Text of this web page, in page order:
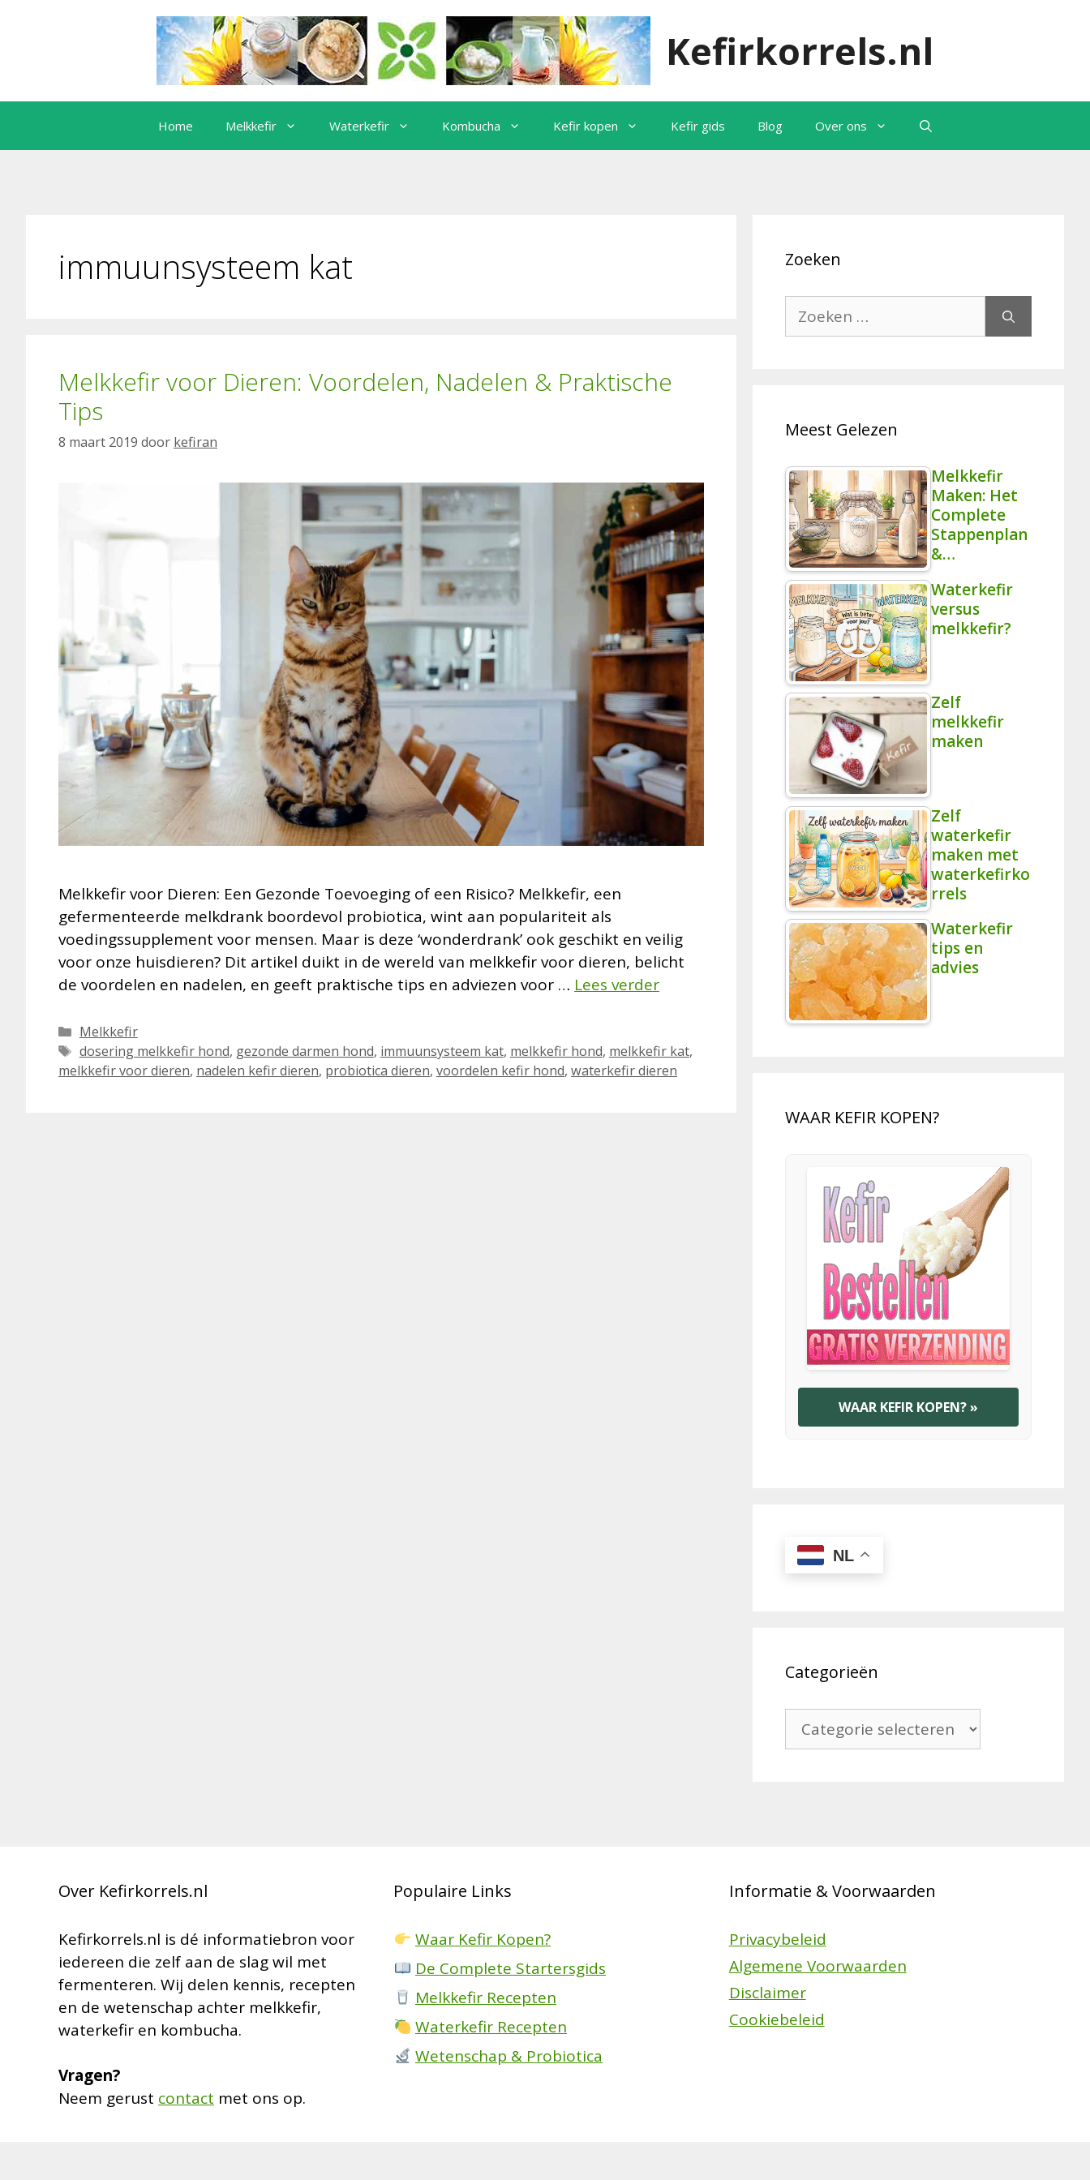
Kefirkorrels.nl
Home Melkkefir Waterkefir Kombucha Kefir kopen Kefir gids Blog Over ons
immuunsysteem kat
Melkkefir voor Dieren: Voordelen, Nadelen & Praktische
Tips
8 maart 2019 door kefiran
Melkkefir voor Dieren: Een Gezonde Toevoeging of een Risico? Melkkefir, een
gefermenteerde melkdrank boordevol probiotica, wint aan populariteit als
voedingssupplement voor mensen. Maar is deze ‘wonderdrank’ ook geschikt en veilig
voor onze huisdieren? Dit artikel duikt in de wereld van melkkefir voor dieren, belicht
de voordelen en nadelen, en geeft praktische tips en adviezen voor … Lees verder
Categorieën
Melkkefir
Tags
dosering melkkefir hond, gezonde darmen hond, immuunsysteem kat, melkkefir hond, melkkefir kat,
melkkefir voor dieren, nadelen kefir dieren, probiotica dieren, voordelen kefir hond, waterkefir dieren
Zoeken
Zoek
naar:
Meest Gelezen
Melkkefir
Maken: Het
Complete
Stappenplan
&…
Waterkefir
versus
melkkefir?
Zelf
melkkefir
maken
Zelf
waterkefir
maken met
waterkefirko
rrels
Waterkefir
tips en
advies
WAAR KEFIR KOPEN?
WAAR KEFIR KOPEN? »
NL
Categorieën
Categorieën
Over Kefirkorrels.nl
Kefirkorrels.nl is dé informatiebron voor
iedereen die zelf aan de slag wil met
fermenteren. Wij delen kennis, recepten
en de wetenschap achter melkkefir,
waterkefir en kombucha.
Vragen?
Neem gerust contact met ons op.
Populaire Links
Waar Kefir Kopen?
De Complete Startersgids
Melkkefir Recepten
Waterkefir Recepten
Wetenschap & Probiotica
Informatie & Voorwaarden
Privacybeleid
Algemene Voorwaarden
Disclaimer
Cookiebeleid